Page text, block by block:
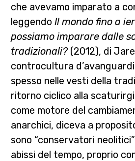
che avevamo imparato a
leggendoIl mondo fino a
possiamo imparare dalle
tradizionali?(2012), di
controcultura
spesso nelle vesti della
ritorno ciclico alla
come motore del
anarchici, diceva a
sono “conservatori
abissi del tempo, proprio